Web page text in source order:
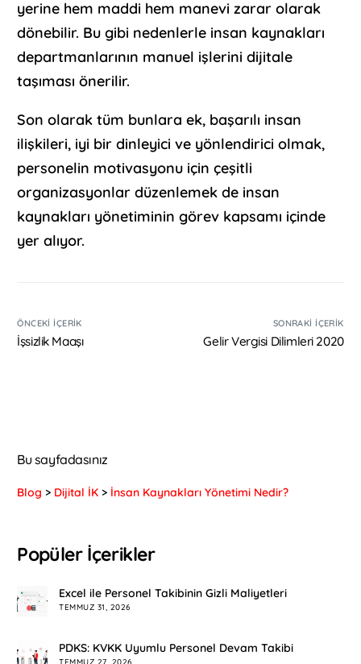
yerine hem maddi hem manevi zarar olarak
dönebilir. Bu gibi nedenlerle insan kaynakları
departmanlarının manuel işlerini dijitale
taşıması önerilir.
Son olarak tüm bunlara ek, başarılı insan
ilişkileri, iyi bir dinleyici ve yönlendirici olmak,
personelin motivasyonu için çeşitli
organizasyonlar düzenlemek de insan
kaynakları yönetiminin görev kapsamı içinde
yer alıyor.
ÖNCEKI İÇERIK
İşsizlik Maaşı
SONRAKI İÇERIK
Gelir Vergisi Dilimleri 2020
Bu sayfadasınız
Blog > Dijital İK > İnsan Kaynakları Yönetimi Nedir?
Popüler İçerikler
Excel ile Personel Takibinin Gizli Maliyetleri
TEMMUZ 31, 2026
PDKS: KVKK Uyumlu Personel Devam Takibi
TEMMUZ 27, 2026